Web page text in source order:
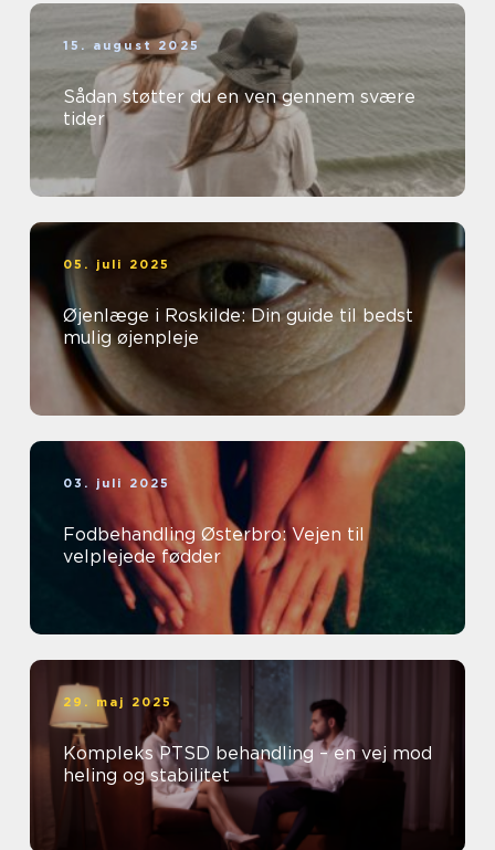
15. august 2025
Sådan støtter du en ven gennem svære
tider
05. juli 2025
Øjenlæge i Roskilde: Din guide til bedst
mulig øjenpleje
03. juli 2025
Fodbehandling Østerbro: Vejen til
velplejede fødder
29. maj 2025
Kompleks PTSD behandling – en vej mod
heling og stabilitet